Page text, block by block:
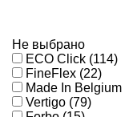
Не выбрано
ECO Click (114)
FineFlex (22)
Made In Belgium
Vertigo (79)